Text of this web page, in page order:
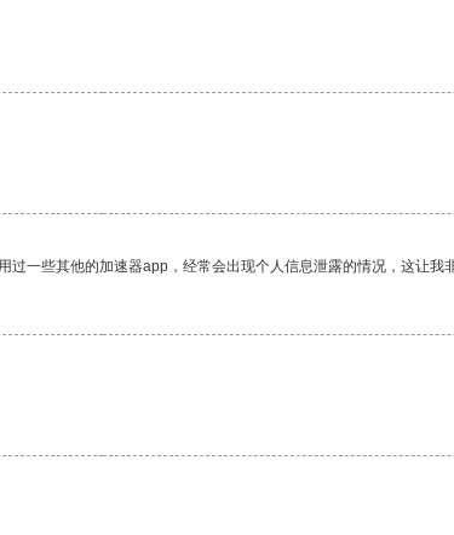
一些其他的加速器app，经常会出现个人信息泄露的情况，这让我